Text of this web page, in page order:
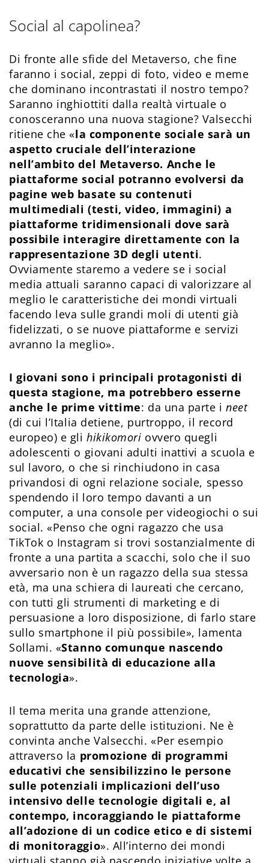
Social al capolinea?
Di fronte alle sfide del Metaverso, che fine
faranno i social, zeppi di foto, video e meme
che dominano incontrastati il nostro tempo?
Saranno inghiottiti dalla realtà virtuale o
conosceranno una nuova stagione? Valsecchi
ritiene che «la componente sociale sarà un
aspetto cruciale dell’interazione
nell’ambito del Metaverso. Anche le
piattaforme social potranno evolversi da
pagine web basate su contenuti
multimediali (testi, video, immagini) a
piattaforme tridimensionali dove sarà
possibile interagire direttamente con la
rappresentazione 3D degli utenti.
Ovviamente staremo a vedere se i social
media attuali saranno capaci di valorizzare al
meglio le caratteristiche dei mondi virtuali
facendo leva sulle grandi moli di utenti già
fidelizzati, o se nuove piattaforme e servizi
avranno la meglio».
I giovani sono i principali protagonisti di
questa stagione, ma potrebbero esserne
anche le prime vittime: da una parte ineet
(di cui l’Italia detiene, purtroppo, il record
europeo) e glihikikomori ovvero quegli
adolescenti o giovani adulti inattivi a scuola e
sul lavoro, o che si rinchiudono in casa
privandosi di ogni relazione sociale, spesso
spendendo il loro tempo davanti a un
computer, a una console per videogiochi o sui
social. «Penso che ogni ragazzo che usa
TikTok o Instagram si trovi sostanzialmente di
fronte a una partita a scacchi, solo che il suo
avversario non è un ragazzo della sua stessa
età, ma una schiera di laureati che cercano,
con tutti gli strumenti di marketing e di
persuasione a loro disposizione, di farlo stare
sullo smartphone il più possibile», lamenta
Sollami. «Stanno comunque nascendo
nuove sensibilità di educazione alla
tecnologia».
Il tema merita una grande attenzione,
soprattutto da parte delle istituzioni. Ne è
convinta anche Valsecchi. «Per esempio
attraverso la promozione di programmi
educativi che sensibilizzino le persone
sulle potenziali implicazioni dell’uso
intensivo delle tecnologie digitali e, al
contempo, incoraggiando le piattaforme
all’adozione di un codice etico e di sistemi
di monitoraggio». All’interno dei mondi